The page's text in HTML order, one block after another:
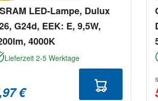
LED-Lampe, Dulux
G24d, EEK: E, 9,5W,
4000K
Lieferzeit 2-5 Werktage
€